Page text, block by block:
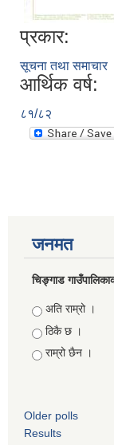
प्रकार:
सूचना तथा समाचार
आर्थिक वर्ष:
८१/८२
जनमत
चिङ्गाड
Choices
अति राम्रो ।
ठिकै छ ।
राम्रो छैन ।
Older polls
Results